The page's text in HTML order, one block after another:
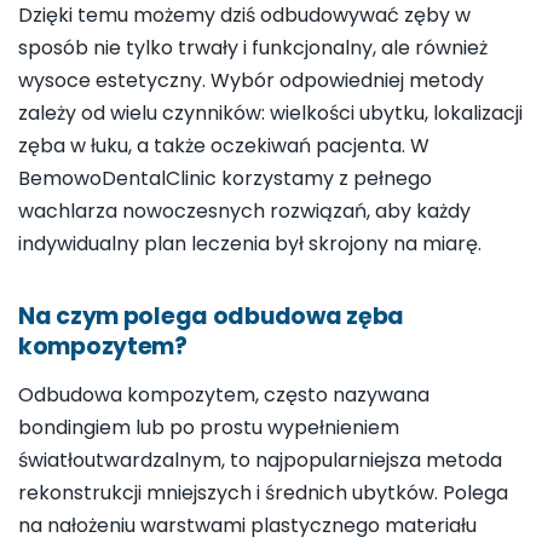
Dzięki temu możemy dziś odbudowywać zęby w
sposób nie tylko trwały i funkcjonalny, ale również
wysoce estetyczny. Wybór odpowiedniej metody
zależy od wielu czynników: wielkości ubytku, lokalizacji
zęba w łuku, a także oczekiwań pacjenta. W
BemowoDentalClinic korzystamy z pełnego
wachlarza nowoczesnych rozwiązań, aby każdy
indywidualny plan leczenia był skrojony na miarę.
Na czym polega odbudowa zęba
kompozytem?
Odbudowa kompozytem, często nazywana
bondingiem lub po prostu wypełnieniem
światłoutwardzalnym, to najpopularniejsza metoda
rekonstrukcji mniejszych i średnich ubytków. Polega
na nałożeniu warstwami plastycznego materiału